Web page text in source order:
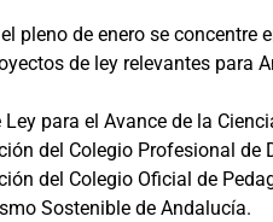
pleno de enero se concentre
de ley relevantes para
Ley para el Avance de la
del Colegio Profesional de
del Colegio Oficial de
Sostenible de Andalucía.